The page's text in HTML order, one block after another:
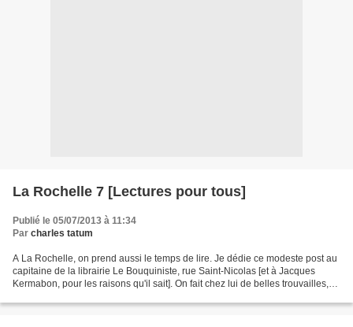
La Rochelle 7 [Lectures pour tous]
Publié le 05/07/2013 à 11:34
Par charles tatum
A La Rochelle, on prend aussi le temps de lire. Je dédie ce modeste post au
capitaine de la librairie Le Bouquiniste, rue Saint-Nicolas [et à Jacques
Kermabon, pour les raisons qu'il sait]. On fait chez lui de belles trouvailles,